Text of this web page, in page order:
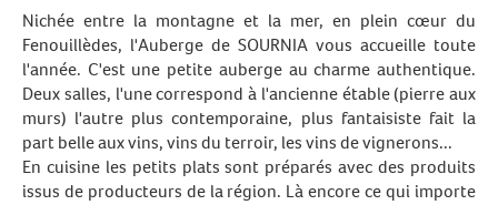
Nichée entre la montagne et la mer, en plein cœur du
Fenouillèdes, l'Auberge de SOURNIA vous accueille toute
l'année. C'est une petite auberge au charme authentique.
Deux salles, l'une correspond à l'ancienne étable (pierre aux
murs) l'autre plus contemporaine, plus fantaisiste fait la
part belle aux vins, vins du terroir, les vins de vignerons...
En cuisine les petits plats sont préparés avec des produits
issus de producteurs de la région. Là encore ce qui importe